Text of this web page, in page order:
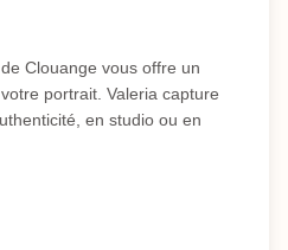
Clouange vous offre un
portrait. Valeria capture
en studio ou en